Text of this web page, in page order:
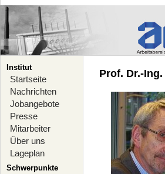
Institut
Startseite
Nachrichten
Jobangebote
Presse
Mitarbeiter
Über uns
Lageplan
Schwerpunkte
Prof. Dr.-